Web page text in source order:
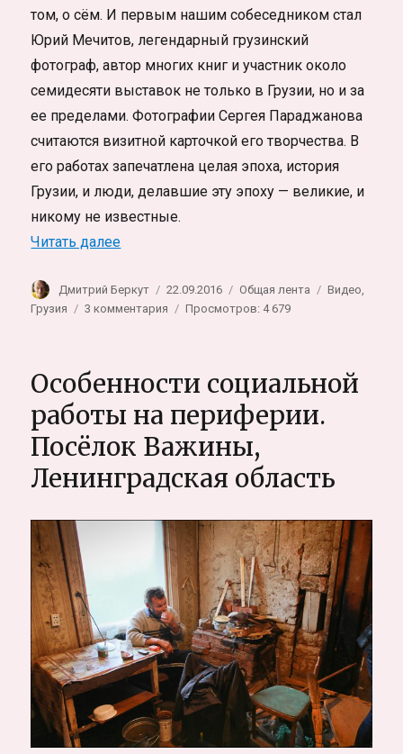
том, о сём. И первым нашим собеседником стал
Юрий Мечитов, легендарный грузинский
фотограф, автор многих книг и участник около
семидесяти выставок не только в Грузии, но и за
ее пределами. Фотографии Сергея Параджанова
считаются визитной карточкой его творчества. В
его работах запечатлена целая эпоха, история
Грузии, и люди, делавшие эту эпоху — великие, и
никому не известные.
Читать далее«Грузия в лицах: Юрий Мечитов»
Автор
Дмитрий Беркут Опубликовано
22.09.2016 Рубрики
Общая лента Метки
Видео,
Грузия
3 комментария
лицах:
Мечитов
Просмотров: 4 679
Особенности социальной
работы на периферии.
Посёлок Важины,
Ленинградская область